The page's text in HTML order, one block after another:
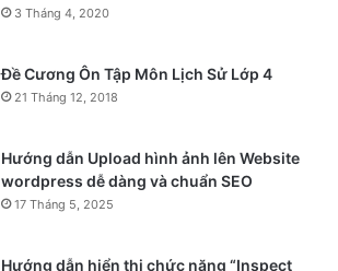
3 Tháng 4, 2020
Đề Cương Ôn Tập Môn Lịch Sử Lớp 4
21 Tháng 12, 2018
Hướng dẫn Upload hình ảnh lên Website
wordpress dễ dàng và chuẩn SEO
17 Tháng 5, 2025
Hướng dẫn hiển thị chức năng “Inspect